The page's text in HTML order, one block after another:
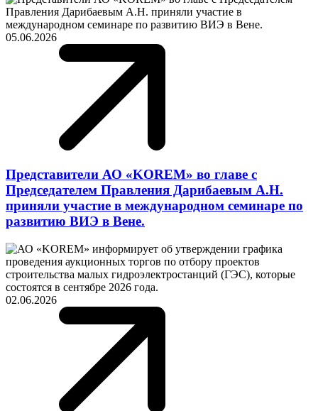
05.06.2026
Представители АО «KOREM» во главе с
Председателем Правления Дарибаевым А.Н.
приняли участие в международном семинаре по
развитию ВИЭ в Вене.
02.06.2026